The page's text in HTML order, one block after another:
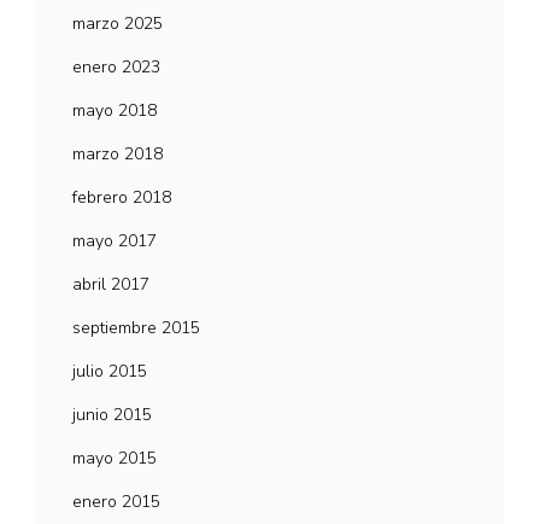
marzo 2025
enero 2023
mayo 2018
marzo 2018
febrero 2018
mayo 2017
abril 2017
septiembre 2015
julio 2015
junio 2015
mayo 2015
enero 2015